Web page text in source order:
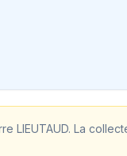
LIEUTAUD. La